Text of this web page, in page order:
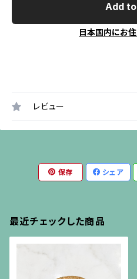
Add
日本国内にお
レビュー
保存 シェア
最近チェックした商品